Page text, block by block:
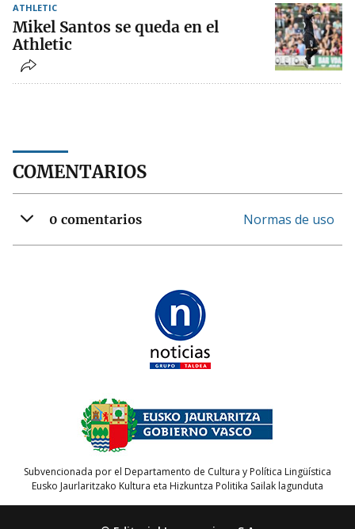
ATHLETIC
Mikel Santos se queda en el
Athletic
COMENTARIOS
0 comentarios Normas de uso
Subvencionada por el Departamento de Cultura y Política Lingüística
Eusko Jaurlaritzako Kultura eta Hizkuntza Politika Sailak lagunduta